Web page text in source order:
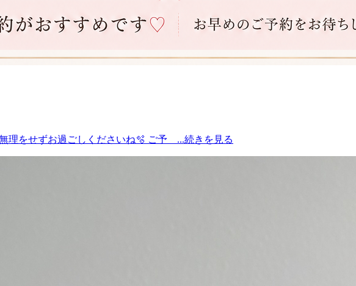
理をせずお過ごしくださいね🫧 ご予 ...続きを見る